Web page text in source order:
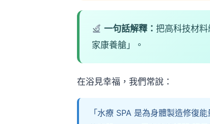
一句話解釋：把高科技材
家康養艙」。
在浴見幸福，我們常說：
「水療 SPA 是為身體製造修復